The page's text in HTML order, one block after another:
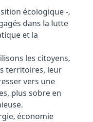
écologique -,
dans la lutte
et la
les citoyens,
territoires, leur
vers une
plus sobre en
économie